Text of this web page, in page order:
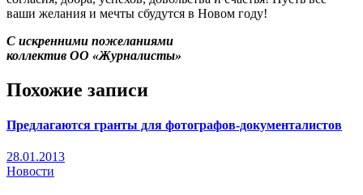
ваши желания и мечты сбудутся в Новом году!
С искренними пожеланиями
коллектив ОО «Журналисты»
Похожие записи
Предлагаются гранты для фотографов-документалистов
28.01.2013
Новости